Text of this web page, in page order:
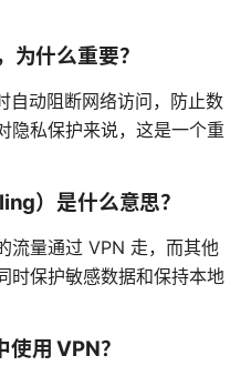
什么重要？
动阻断网络访问，防止数
隐私保护来说，这是一个重
）是什么意思？
流量通过 VPN 走，而其他
时保护敏感数据和保持本地
用 VPN？